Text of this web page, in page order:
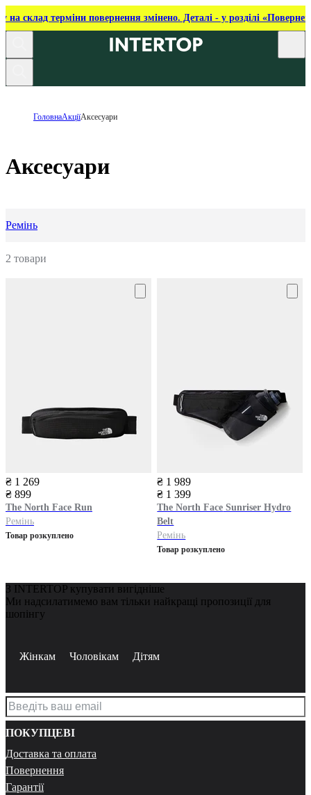
на склад терміни повернення змінено. Деталі - у розділі
ГоловнаАкціїАксесуари
Аксесуари
Ремінь
2 товари
₴ 1 269
₴ 899
The North Face Run
Ремінь
Товар розкуплено
₴ 1 989
₴ 1 399
The North Face Sunriser Hydro
Belt
Ремінь
Товар розкуплено
З INTERTOP купувати вигідніше
Ми надсилатимемо вам тільки найкращі пропозиції для
шопінгу
Жінкам Чоловікам Дітям
ПОКУПЦЕВІ
Доставка та оплата
Повернення
Гарантії